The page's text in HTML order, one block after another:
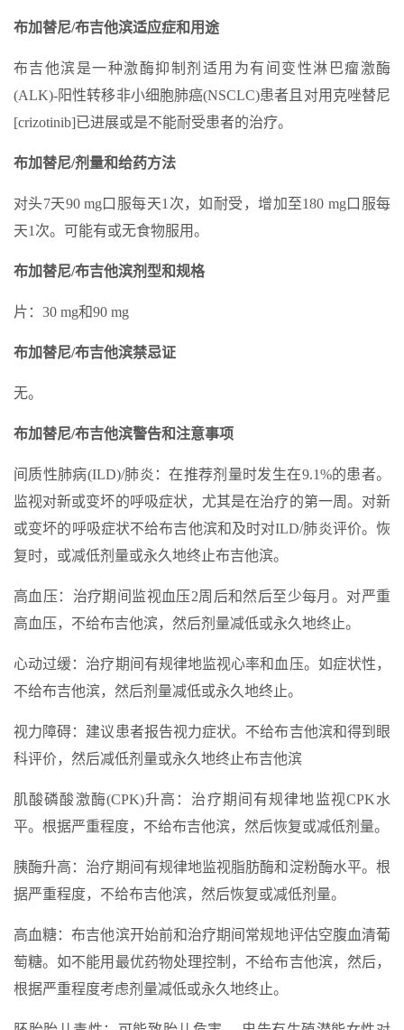
布加替尼/布吉他滨适应症和用途
布吉他滨是一种激酶抑制剂适用为有间变性淋巴瘤激酶
(ALK)-阳性转移非小细胞肺癌(NSCLC)患者且对用克唑替尼
[crizotinib]已进展或是不能耐受患者的治疗。
布加替尼/剂量和给药方法
对头7天90 mg口服每天1次，如耐受，增加至180 mg口服每
天1次。可能有或无食物服用。
布加替尼/布吉他滨剂型和规格
片：30 mg和90 mg
布加替尼/布吉他滨禁忌证
无。
布加替尼/布吉他滨警告和注意事项
间质性肺病(ILD)/肺炎：在推荐剂量时发生在9.1%的患者。
监视对新或变坏的呼吸症状，尤其是在治疗的第一周。对新
或变坏的呼吸症状不给布吉他滨和及时对ILD/肺炎评价。恢
复时，或减低剂量或永久地终止布吉他滨。
高血压：治疗期间监视血压2周后和然后至少每月。对严重
高血压，不给布吉他滨，然后剂量减低或永久地终止。
心动过缓：治疗期间有规律地监视心率和血压。如症状性，
不给布吉他滨，然后剂量减低或永久地终止。
视力障碍：建议患者报告视力症状。不给布吉他滨和得到眼
科评价，然后减低剂量或永久地终止布吉他滨
肌酸磷酸激酶(CPK)升高：治疗期间有规律地监视CPK水
平。根据严重程度，不给布吉他滨，然后恢复或减低剂量。
胰酶升高：治疗期间有规律地监视脂肪酶和淀粉酶水平。根
据严重程度，不给布吉他滨，然后恢复或减低剂量。
高血糖：布吉他滨开始前和治疗期间常规地评估空腹血清葡
萄糖。如不能用最优药物处理控制，不给布吉他滨，然后，
根据严重程度考虑剂量减低或永久地终止。